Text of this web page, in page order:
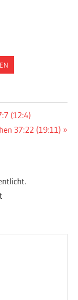
(12:4)
37:22 (19:11)